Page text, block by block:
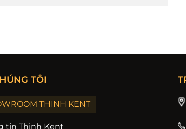
TÔI
THỊNH KENT
tin Thịnh Kent